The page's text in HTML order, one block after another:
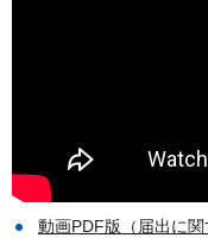
動画PDF版（届出に関